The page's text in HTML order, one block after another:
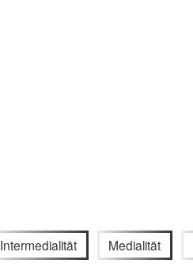
Intermedialität Medialität